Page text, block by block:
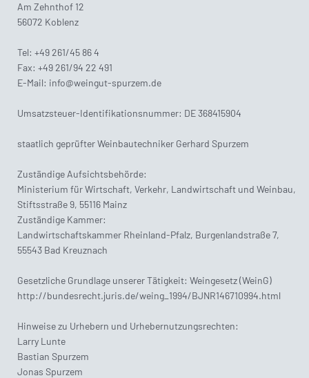
Am Zehnthof 12
56072 Koblenz
Tel: +49 261/45 86 4
Fax: +49 261/94 22 491
E-Mail: info@weingut-spurzem.de
Umsatzsteuer-Identifikationsnummer: DE 368415904
staatlich geprüfter Weinbautechniker Gerhard Spurzem
Zuständige Aufsichtsbehörde:
Ministerium für Wirtschaft, Verkehr, Landwirtschaft und Weinbau,
Stiftsstraße 9, 55116 Mainz
Zuständige Kammer:
Landwirtschaftskammer Rheinland-Pfalz, Burgenlandstraße 7,
55543 Bad Kreuznach
Gesetzliche Grundlage unserer Tätigkeit: Weingesetz (WeinG)
http://bundesrecht.juris.de/weing_1994/BJNR146710994.html
Hinweise zu Urhebern und Urhebernutzungsrechten:
Larry Lunte
Bastian Spurzem
Jonas Spurzem